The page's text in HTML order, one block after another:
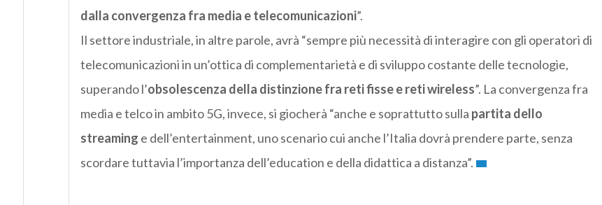
dalla convergenza fra media e telecomunicazioni”.
Il settore industriale, in altre parole, avrà “sempre più necessità di interagire con gli operatori di
telecomunicazioni in un’ottica di complementarietà e di sviluppo costante delle tecnologie,
superando l’obsolescenza della distinzione fra reti fisse e reti wireless”. La convergenza fra
media e telco in ambito 5G, invece, si giocherà “anche e soprattutto sulla partita dello
streaming e dell’entertainment, uno scenario cui anche l’Italia dovrà prendere parte, senza
scordare tuttavia l’importanza dell’education e della didattica a distanza”.